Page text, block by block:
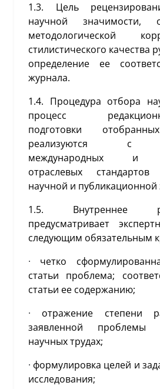
1.3. Цель
научной значимости,
методологической
стилистического качества
определение ее
журнала.
1.4. Процедура отбора
процесс редакционно-
подготовки
реализуются с
международных и
отраслевых
научной и публикационной
1.5. Внутреннее
предусматривает
следующим обязательным
· четко
статьи проблема;
статьи ее содержанию;
· отражение степени
заявленной
научных трудах;
·формулировка целей и
исследования;